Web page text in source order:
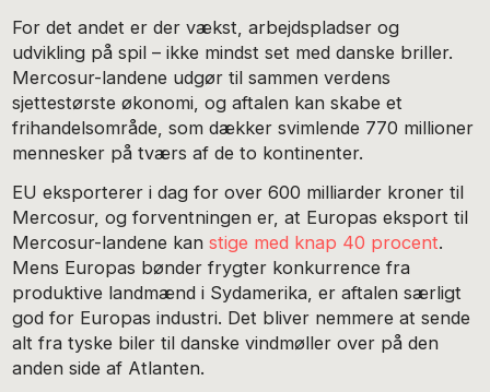
For det andet er der vækst, arbejdspladser og
udvikling på spil – ikke mindst set med danske briller.
Mercosur-landene udgør til sammen verdens
sjettestørste økonomi, og aftalen kan skabe et
frihandelsområde, som dækker svimlende 770 millioner
mennesker på tværs af de to kontinenter.
EU eksporterer i dag for over 600 milliarder kroner til
Mercosur, og forventningen er, at Europas eksport til
Mercosur-landene kanstige med knap 40 procent.
Mens Europas bønder frygter konkurrence fra
produktive landmænd i Sydamerika, er aftalen særligt
god for Europas industri. Det bliver nemmere at sende
alt fra tyske biler til danske vindmøller over på den
anden side af Atlanten.